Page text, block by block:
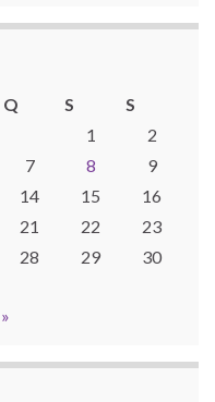
Q S
S
1
2
7 8
9
14 15
16
21 22
23
28 29
30